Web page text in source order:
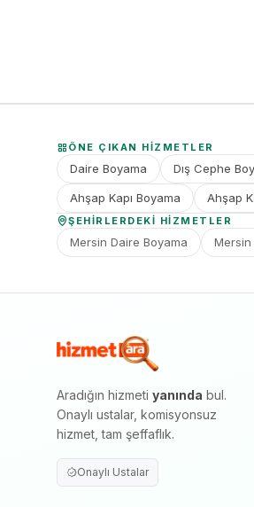
ÖNE ÇIKAN HIZMETLER
Daire Boyama Dış Cephe
Ahşap Kapı Boyama Ahşap
ŞEHIRLERDEKI HIZMETLER
Mersin Daire Boyama Mersin
Aradığın hizmeti yanında bul.
Onaylı ustalar, komisyonsuz
hizmet, tam şeffaflık.
Onaylı Ustalar